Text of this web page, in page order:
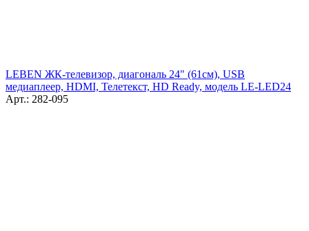
LEBEN ЖК-телевизор, диагональ 24" (61см), USB
медиаплеер, HDMI, Телетекст, HD Ready, модель LE-LED24
Арт.: 282-095